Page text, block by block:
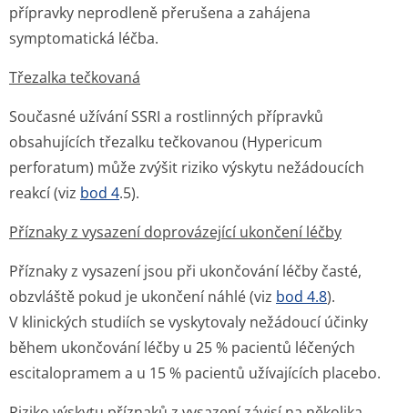
přípravky neprodleně přerušena a zahájena
symptomatická léč­ba.
Třezalka tečkovaná
Současné užívání SSRI a rostlinných přípravků
obsahujících třezalku tečkovanou (Hypericum
perforatum) může zvýšit riziko výskytu nežádoucích
reakcí (viz bod 4.5).
Příznaky z vysazení doprovázející ukončení léčby
Příznaky z vysazení jsou při ukončování léčby časté,
obzvláště pokud je ukončení náhlé (viz bod 4.8).
V klinických studiích se vyskytovaly nežádoucí účinky
během ukončování léčby u 25 % pacientů léčených
escitalopramem a u 15 % pacientů užívajících placebo.